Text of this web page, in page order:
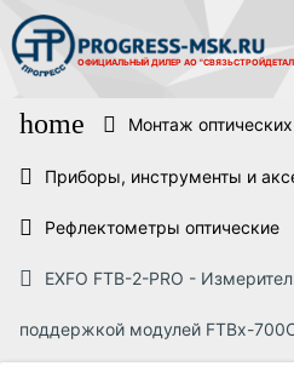
ОФИЦИАЛЬНЫЙ ДИЛЕР АО
home Монтаж
Приборы, инструменты и
Рефлектометры оптические
EXFO FTB-2-PRO -
поддержкой модулей FTBx-